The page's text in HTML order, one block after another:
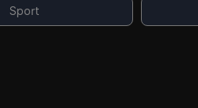
Sport